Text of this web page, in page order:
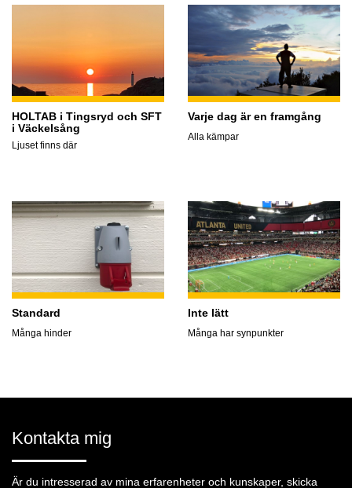
HOLTAB i Tingsryd och SFT
i Väckelsång
Ljuset finns där
Varje dag är en framgång
Alla kämpar
Standard
Många hinder
Inte lätt
Många har synpunkter
Kontakta mig
Är du intresserad av mina erfarenheter och kunskaper, skicka